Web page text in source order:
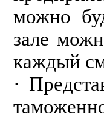
можно
зале
каждый
·